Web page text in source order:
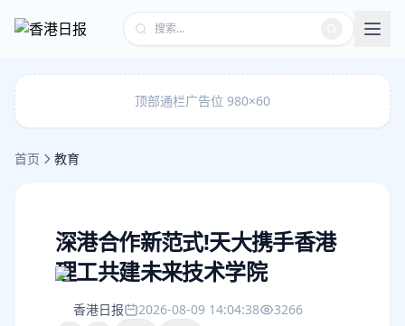
顶部通栏广告位 980×60
首页 教育
深港合作新范式!天大携手香港
理工共建未来技术学院
香港日报 2026-08-09 14:04:38
3266